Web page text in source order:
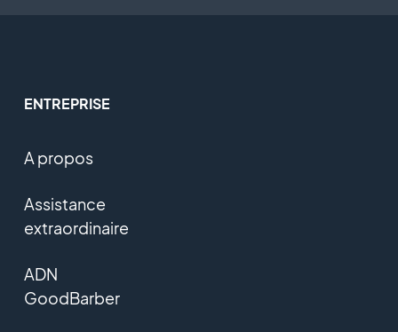
ENTREPRISE
A propos
Assistance
extraordinaire
ADN
GoodBarber